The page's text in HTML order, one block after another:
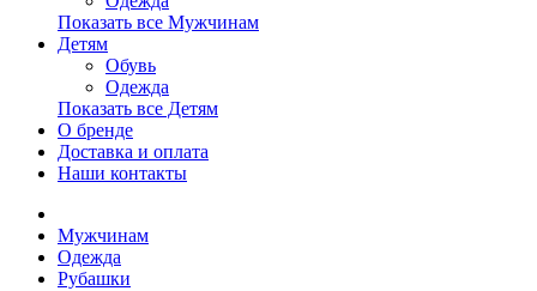
Показать все Мужчинам
Детям
Обувь
Одежда
Показать все Детям
О бренде
Доставка и оплата
Наши контакты
Мужчинам
Одежда
Рубашки